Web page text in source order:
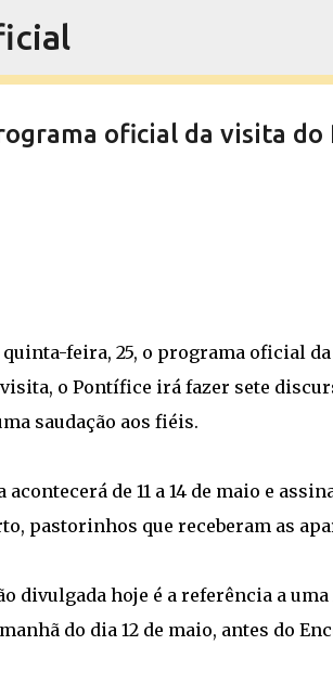
oficial da visita do
feira, 25, o programa oficial
o Pontífice irá fazer sete
saudação aos fiéis.
de 11 a 14 de maio e
pastorinhos que receberam as
divulgada hoje é a referência a
do dia 12 de maio, antes do